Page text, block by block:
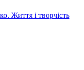
Життя і творчість